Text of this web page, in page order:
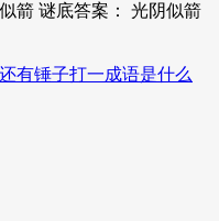
箭 谜底答案： 光阴似箭
有锤子打一成语是什么